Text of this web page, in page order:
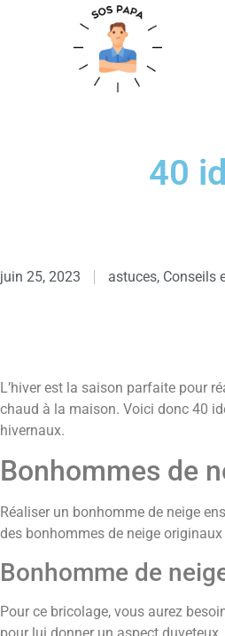
40
juin 25, 2023 astuces, Conseils
L’hiver est la saison parfaite pour
chaud à la maison. Voici donc 40
hivernaux.
Bonhommes de
Réaliser un bonhomme de neige
des bonhommes de neige originaux
Bonhomme de
Pour ce bricolage, vous aurez
pour lui donner un aspect